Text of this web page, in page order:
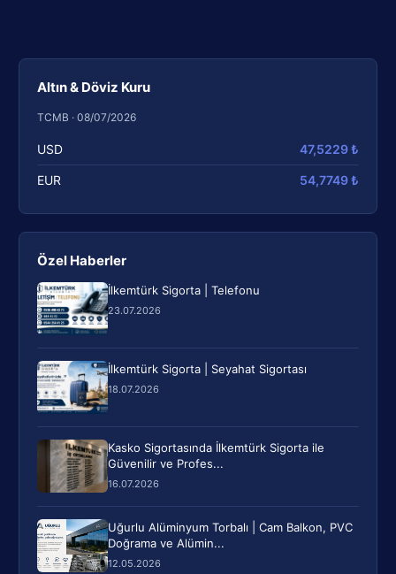
Altın & Döviz Kuru
TCMB · 08/07/2026
USD 47,5229 ₺
EUR 54,7749 ₺
Özel Haberler
İlkemtürk Sigorta | Telefonu
23.07.2026
İlkemtürk Sigorta | Seyahat Sigortası
18.07.2026
Kasko Sigortasında İlkemtürk Sigorta ile
Güvenilir ve Profes...
16.07.2026
Uğurlu Alüminyum Torbalı | Cam Balkon, PVC
Doğrama ve Alümin...
12.05.2026